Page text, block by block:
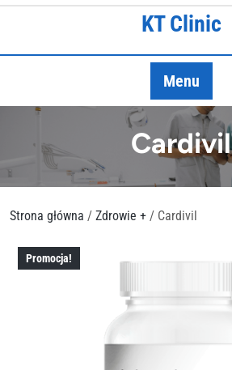
Skip
KT Clinic
Menu
Cardivil
Strona główna / Zdrowie + / Cardivil
Promocja!